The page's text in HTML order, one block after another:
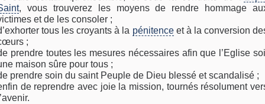
, vous trouverez les moyens de rendre hommage
et de les consoler ;
tous les croyants à la pénitenceet à la conversion
;
prendre toutes les mesures nécessaires afin que l’Eglise
maison sûre pour tous ;
prendre soin du saint Peuple de Dieu blessé et scandalisé ;
de reprendre avec joie la mission, tournés résolument